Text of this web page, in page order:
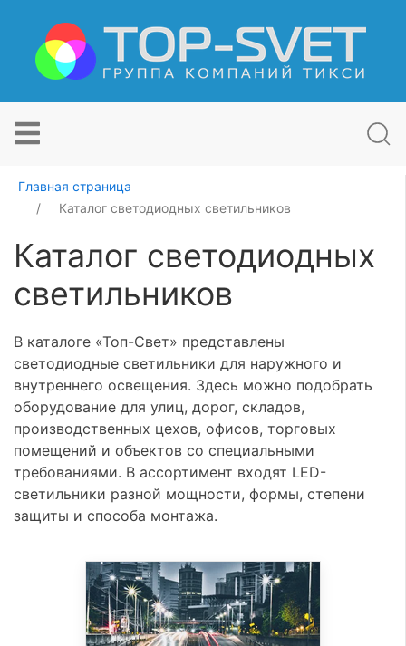
Главная страница
Каталог светодиодных светильников
Каталог светодиодных
светильников
В каталоге «Топ-Свет» представлены
светодиодные светильники для наружного и
внутреннего освещения. Здесь можно подобрать
оборудование для улиц, дорог, складов,
производственных цехов, офисов, торговых
помещений и объектов со специальными
требованиями. В ассортимент входят LED-
светильники разной мощности, формы, степени
защиты и способа монтажа.